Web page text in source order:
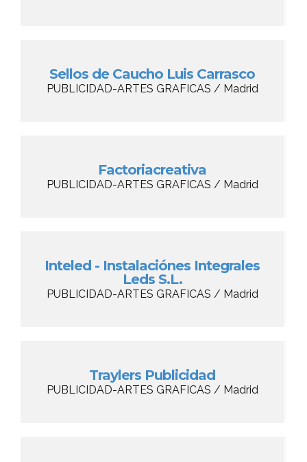
Sellos de Caucho Luis Carrasco
PUBLICIDAD-ARTES GRAFICAS / Madrid
Factoriacreativa
PUBLICIDAD-ARTES GRAFICAS / Madrid
Inteled - Instalaciónes Integrales
Leds S.L.
PUBLICIDAD-ARTES GRAFICAS / Madrid
Traylers Publicidad
PUBLICIDAD-ARTES GRAFICAS / Madrid